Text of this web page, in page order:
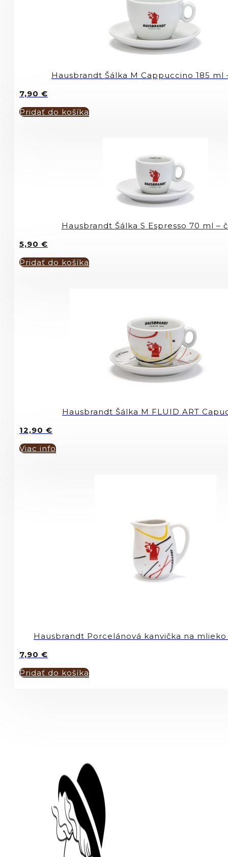
Hausbrandt Šálka M Cappuccino 185 ml
7,90 €
Pridať do košíka
Hausbrandt Šálka S Espresso 70 ml –
5,90 €
Pridať do košíka
Hausbrandt Šálka M FLUID ART
12,90 €
Viac info
Hausbrandt Porcelánová kanvička na mlieko
7,90 €
Pridať do košíka